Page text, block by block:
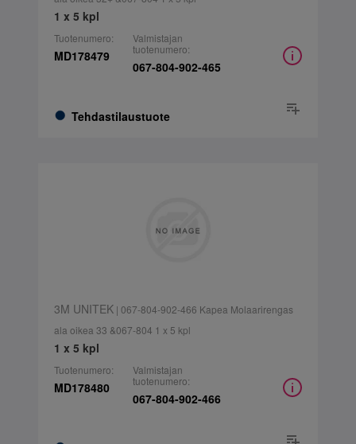
1 x 5 kpl
Tuotenumero:
MD178479
Tehdastilaustuote
Valmistajan
tuotenumero:
067-804-902-465
3M UNITEK| 067-804-902-466 Kapea Molaarirengas
ala oikea 33 &067-804 1 x 5 kpl
1 x 5 kpl
Tuotenumero:
MD178480
Valmistajan
tuotenumero:
067-804-902-466